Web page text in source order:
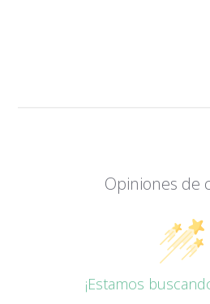
Opiniones de
¡Estamos